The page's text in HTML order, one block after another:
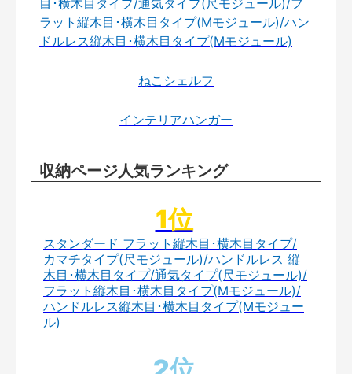
ラット縦木目･横木目タイプ(Mモジュール)/ハン
ドルレス縦木目･横木目タイプ(Mモジュール)
ねこシェルフ
インテリアハンガー
収納ページ人気ランキング
スタンダード フラット縦木目･横木目タイプ/
カマチタイプ(尺モジュール)/ハンドルレス 縦
木目･横木目タイプ/通気タイプ(尺モジュール)/
フラット縦木目･横木目タイプ(Mモジュール)/
ハンドルレス縦木目･横木目タイプ(Mモジュー
ル)